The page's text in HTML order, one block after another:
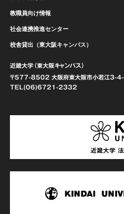
教職員向け情報
社会連携推進センター
校舎貸出（東大阪キャンパス）
近畿大学（東大阪キャンパス）
〒577-8502 大阪府東大阪市小若江3-
TEL(06)6721-2332